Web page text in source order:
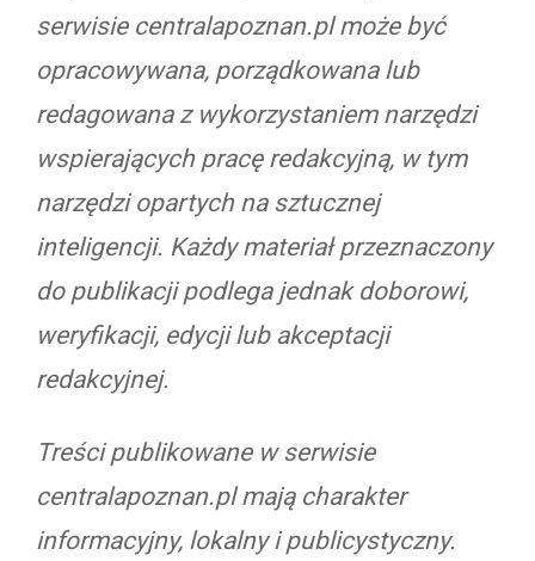
serwisie centralapoznan.pl może być
opracowywana, porządkowana lub
redagowana z wykorzystaniem narzędzi
wspierających pracę redakcyjną, w tym
narzędzi opartych na sztucznej
inteligencji. Każdy materiał przeznaczony
do publikacji podlega jednak doborowi,
weryfikacji, edycji lub akceptacji
redakcyjnej.
Treści publikowane w serwisie
centralapoznan.pl mają charakter
informacyjny, lokalny i publicystyczny.